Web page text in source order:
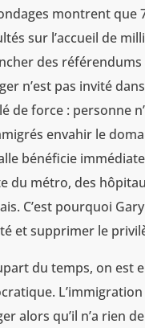
montrent que
sur l’accueil de
des
n’est pas invité
de force : personne
envahir le
bénéficie
du métro, des
C’est pourquoi
et supprimer le
du temps, on est
alors qu’il n’a rien